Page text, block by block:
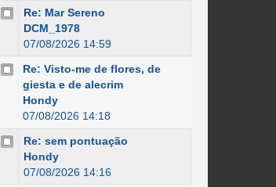
Re: Mar Sereno
DCM_1978
07/08/2026 14:59
Re: Visto-me de flores, de
giesta e de alecrim
Hondy
07/08/2026 14:18
Re: sem pontuação
Hondy
07/08/2026 14:16